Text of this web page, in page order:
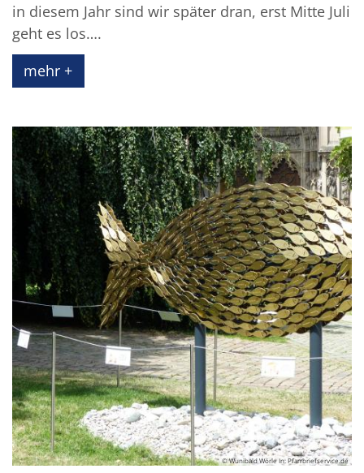
in diesem Jahr sind wir später dran, erst Mitte Juli
geht es los….
mehr +
© Wunibald Wörle In: Pfarrbriefservice.de